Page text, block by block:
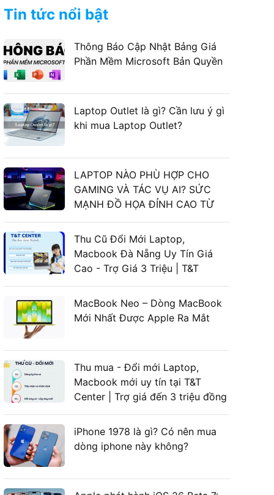
Tin tức nổi bật
Thông Báo Cập Nhật Bảng Giá
Phần Mềm Microsoft Bản Quyền
Laptop Outlet là gì? Cần lưu ý gì
khi mua Laptop Outlet?
LAPTOP NÀO PHÙ HỢP CHO
GAMING VÀ TÁC VỤ AI? SỨC
MẠNH ĐỒ HỌA ĐỈNH CAO TỪ
LAPTOP ASUS GAMING
Thu Cũ Đổi Mới Laptop,
Macbook Đà Nẵng Uy Tín Giá
Cao - Trợ Giá 3 Triệu | T&T
Center
MacBook Neo – Dòng MacBook
Mới Nhất Được Apple Ra Mắt
Thu mua - Đổi mới Laptop,
Macbook mới uy tín tại T&T
Center | Trợ giá đến 3 triệu đồng
iPhone 1978 là gì? Có nên mua
dòng iphone này không?